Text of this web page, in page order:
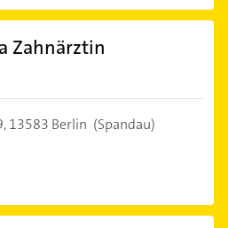
Zahnärztin
13583 Berlin (Spandau)